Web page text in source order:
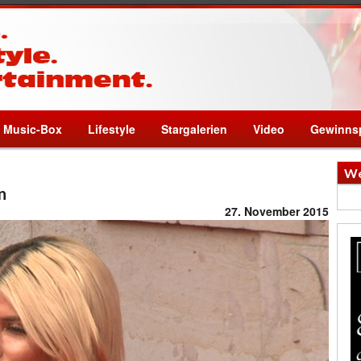
Music-Box Lifestyle Stargalerien Video
27. November 2015